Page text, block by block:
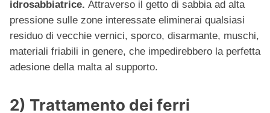
idrosabbiatrice. Attraverso il getto di sabbia ad alta
pressione sulle zone interessate eliminerai qualsiasi
residuo di vecchie vernici, sporco, disarmante, muschi,
materiali friabili in genere, che impedirebbero la perfetta
adesione della malta al supporto.
2) Trattamento dei ferri